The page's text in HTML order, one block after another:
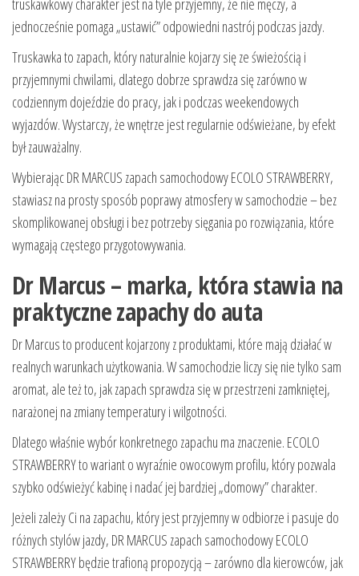
truskawkowy charakter jest na tyle przyjemny, że nie męczy, a
jednocześnie pomaga „ustawić” odpowiedni nastrój podczas jazdy.
Truskawka to zapach, który naturalnie kojarzy się ze świeżością i
przyjemnymi chwilami, dlatego dobrze sprawdza się zarówno w
codziennym dojeździe do pracy, jak i podczas weekendowych
wyjazdów. Wystarczy, że wnętrze jest regularnie odświeżane, by efekt
był zauważalny.
Wybierając DR MARCUS zapach samochodowy ECOLO STRAWBERRY,
stawiasz na prosty sposób poprawy atmosfery w samochodzie – bez
skomplikowanej obsługi i bez potrzeby sięgania po rozwiązania, które
wymagają częstego przygotowywania.
Dr Marcus – marka, która stawia na
praktyczne zapachy do auta
Dr Marcus to producent kojarzony z produktami, które mają działać w
realnych warunkach użytkowania. W samochodzie liczy się nie tylko sam
aromat, ale też to, jak zapach sprawdza się w przestrzeni zamkniętej,
narażonej na zmiany temperatury i wilgotności.
Dlatego właśnie wybór konkretnego zapachu ma znaczenie. ECOLO
STRAWBERRY to wariant o wyraźnie owocowym profilu, który pozwala
szybko odświeżyć kabinę i nadać jej bardziej „domowy” charakter.
Jeżeli zależy Ci na zapachu, który jest przyjemny w odbiorze i pasuje do
różnych stylów jazdy, DR MARCUS zapach samochodowy ECOLO
STRAWBERRY będzie trafioną propozycją – zarówno dla kierowców, jak